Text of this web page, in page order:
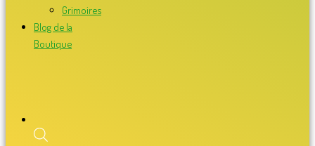
Grimoires
Blog de la
Boutique